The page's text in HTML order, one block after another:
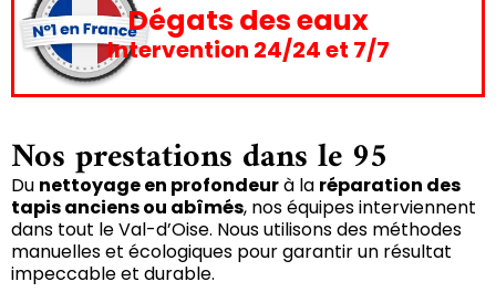
Dégats des eaux
Intervention 24/24 et 7/7
Nos prestations dans le 95
Du nettoyage en profondeurà la réparation des
tapis anciens ou abîmés, nos équipes interviennent
dans tout le Val-d’Oise. Nous utilisons des méthodes
manuelles et écologiques pour garantir un résultat
impeccable et durable.